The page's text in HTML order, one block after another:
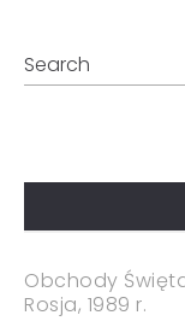
Obchody
Rosja, 1989 r.